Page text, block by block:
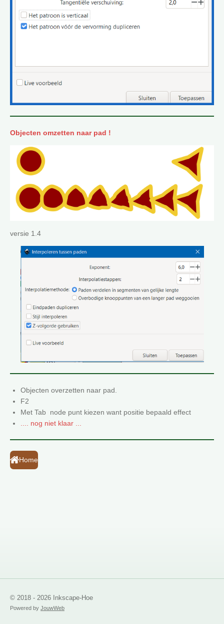
Objecten omzetten naar pad !
versie 1.4
Objecten overzetten naar pad.
F2
Met Tab node punt kiezen want positie bepaald effect
.... nog niet klaar ...
Home
© 2018 - 2026 Inkscape-Hoe
Powered by JouwWeb